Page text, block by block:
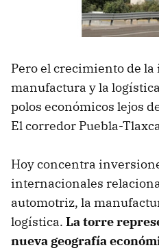
Pero el crecimiento de
manufactura y la
polos económicos lejos
El corredor Puebla-
Hoy concentra
internacionales
automotriz, la
logística. La torre
nueva geografía